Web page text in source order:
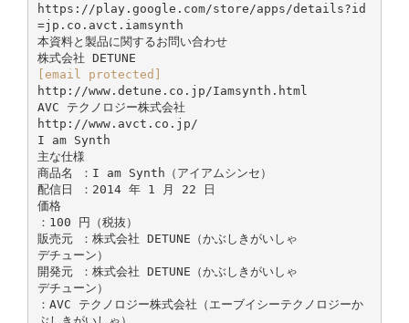
https://play.google.com/store/apps/details?id
=jp.co.avct.iamsynth
本資料と製品に関するお問い合わせ
[email protected]
http://www.detune.co.jp/Iamsynth.html
AVC テクノロジー株式会社
http://www.avct.co.jp/
I am Synth
主な仕様
商品名 ：I am Synth（アイアムシンセ）
配信日 ：2014 年 1 月 22 日
価格
：100 円（税抜）
販売元 ：株式会社 DETUNE（かぶしきがいしゃ
デチューン）
開発元 ：株式会社 DETUNE（かぶしきがいしゃ
デチューン）
：AVC テクノロジー株式会社（エーブイシーテクノロジーか
ぶしきがいしゃ）